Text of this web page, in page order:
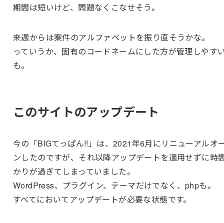
期間は短いけど、問題なくこなせそう。
来週からは案件のアルファベットを振り直そうかな。
っていうか、固有のコードネームにした方が管理しやす
も。
このサイトのアップデート
今の「BIGてっぱん!!」は、2021年6月にリニューアルオ
ンしたのですが、それ以降アップデートを適用せずに時
かりが過ぎてしまっていました。
WordPress、プラグイン、テーマだけでなく、phpも。
すべてにおいてアップデートが必要な状態です。